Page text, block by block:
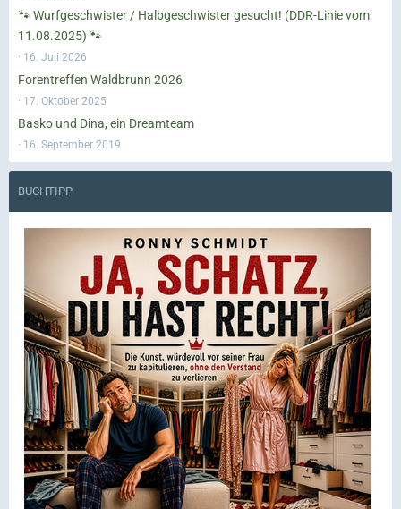
🐾 Wurfgeschwister / Halbgeschwister gesucht! (DDR-Linie vom
11.08.2025) 🐾
16. Juli 2026
Forentreffen Waldbrunn 2026
17. Oktober 2025
Basko und Dina, ein Dreamteam
16. September 2019
BUCHTIPP